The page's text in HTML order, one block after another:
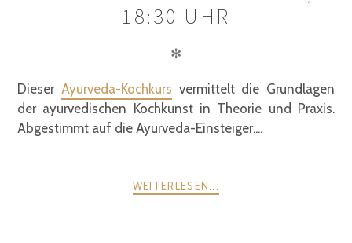
18:30 UHR
✻
Dieser Ayurveda-Kochkurs vermittelt die Grundlagen
der ayurvedischen Kochkunst in Theorie und Praxis.
Abgestimmt auf die Ayurveda-Einsteiger....
WEITERLESEN...